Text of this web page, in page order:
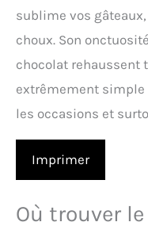
sublime vos
choux. Son
chocolat rehaussent
extrêmement simple
les occasions et
Imprimer
Où trouver